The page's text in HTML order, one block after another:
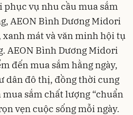
vụ nhu cầu mua sắm
AEON Bình Dương Midori
xanh mát và văn minh hội tụ
AEON Bình Dương Midori
đến mua sắm hằng ngày,
dân đô thị, đồng thời cung
sắm chất lượng “chuẩn
vẹn cuộc sống mỗi ngày.